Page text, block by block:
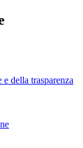
della trasparenza